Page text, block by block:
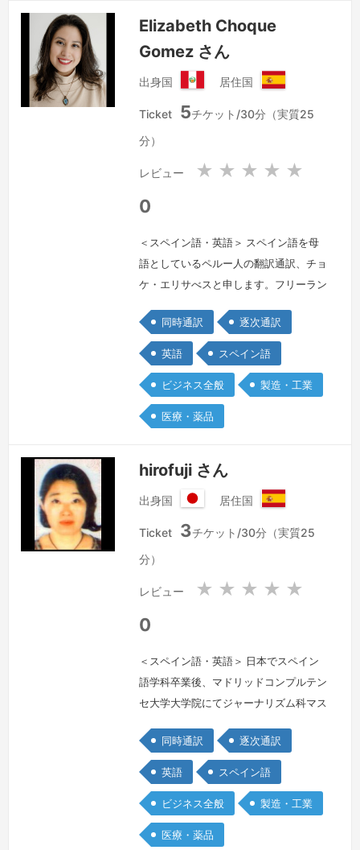
Elizabeth Choque
Gomez さん
出身国
ル
和
居住国
ペ
Ticket 5チケット/30分（実質25
分）
レビュー ★ ★ ★ ★ ★
0
＜スペイン語・英語＞ スペイン語を母
語としているペルー人の翻訳通訳、チョ
ケ・エリサべスと申します。フリーラン
っております。ペルーで、英仏西の翻訳
通訳コースを大学で専門し、同時に言語
学校で日本語を勉強しておりました。そ
れで大学を卒業したら、すぐに日西通訳
としてのお仕事ができました。２年ぐら
いの通訳経験で、通訳の仕事が大好きだ
っか…続きを見る »
同時通訳 逐次通訳
英語 スペイン語
ビジネス全般 製造・工業
医療・薬品
hirofuji さん
出身国
本
居住国
ペ
Ticket 3チケット/30分（実質25
分）
レビュー ★ ★ ★ ★ ★
0
＜スペイン語・英語＞ 日本でスペイン
語学科卒業後、マドリッドコンプルテン
セ大学大学院にてジャーナリズム科マス
トアテンダントとして働く一方、通訳・
翻訳業も展開。現在、スペイン在住約、
30年。スペインの各地でのスペイン語
⇔日本語、英語⇔日本語通訳を承るほ
か、オンラインにて通訳、翻訳、および
同時通訳 逐次通訳
英語 スペイン語
ビジネス全般 製造・工業
医療・薬品